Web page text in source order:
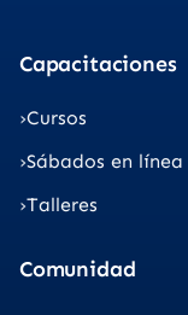
Capacitaciones
Cursos
Sábados en línea
Talleres
Comunidad